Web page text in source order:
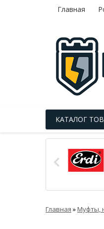
Главная
КАТАЛОГ
Главная »Муфты,